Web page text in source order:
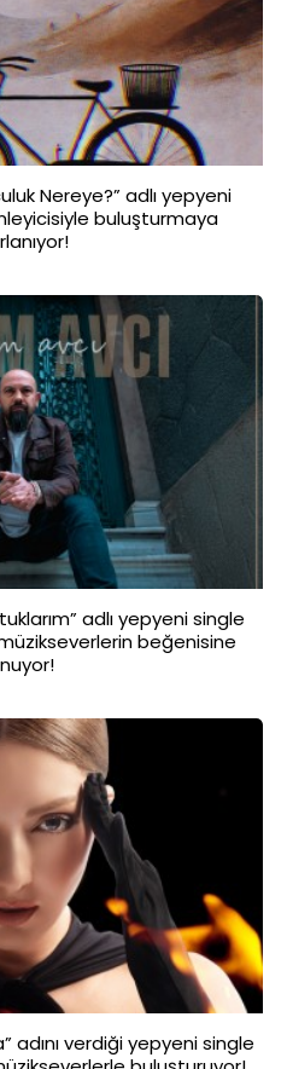
Nereye?” adlı yepyeni
buluşturmaya
adlı yepyeni single
müzikseverlerin beğenisine
adını verdiği yepyeni single